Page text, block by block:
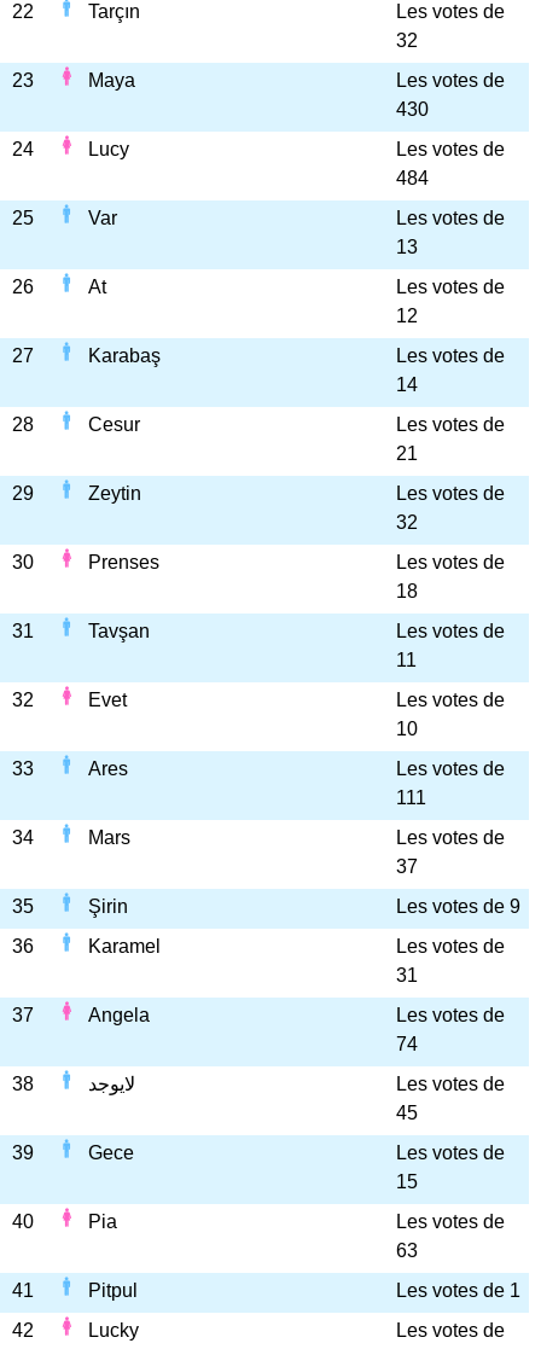
22
Tarçın
Les votes de
32
23
Maya
Les votes de
430
24
Lucy
Les votes de
484
25
Var
Les votes de
13
26
At
Les votes de
12
27
Karabaş
Les votes de
14
28
Cesur
Les votes de
21
29
Zeytin
Les votes de
32
30
Prenses
Les votes de
18
31
Tavşan
Les votes de
11
32
Evet
Les votes de
10
33
Ares
Les votes de
111
34
Mars
Les votes de
37
35
Şirin
Les votes de 9
36
Karamel
Les votes de
31
37
Angela
Les votes de
74
38
لايوجد
Les votes de
45
39
Gece
Les votes de
15
40
Pia
Les votes de
63
41
Pitpul
Les votes de 1
42
Lucky Les votes de